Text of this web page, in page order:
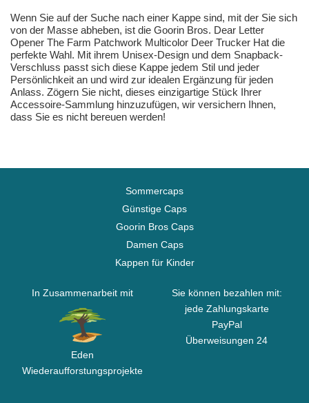
Wenn Sie auf der Suche nach einer Kappe sind, mit der Sie sich
von der Masse abheben, ist die Goorin Bros. Dear Letter
Opener The Farm Patchwork Multicolor Deer Trucker Hat die
perfekte Wahl. Mit ihrem Unisex-Design und dem Snapback-
Verschluss passt sich diese Kappe jedem Stil und jeder
Persönlichkeit an und wird zur idealen Ergänzung für jeden
Anlass. Zögern Sie nicht, dieses einzigartige Stück Ihrer
Accessoire-Sammlung hinzuzufügen, wir versichern Ihnen,
dass Sie es nicht bereuen werden!
Sommercaps
Günstige Caps
Goorin Bros Caps
Damen Caps
Kappen für Kinder
In Zusammenarbeit mit
Eden
Wiederaufforstungsprojekte
Sie können bezahlen mit:
jede Zahlungskarte
PayPal
Überweisungen 24